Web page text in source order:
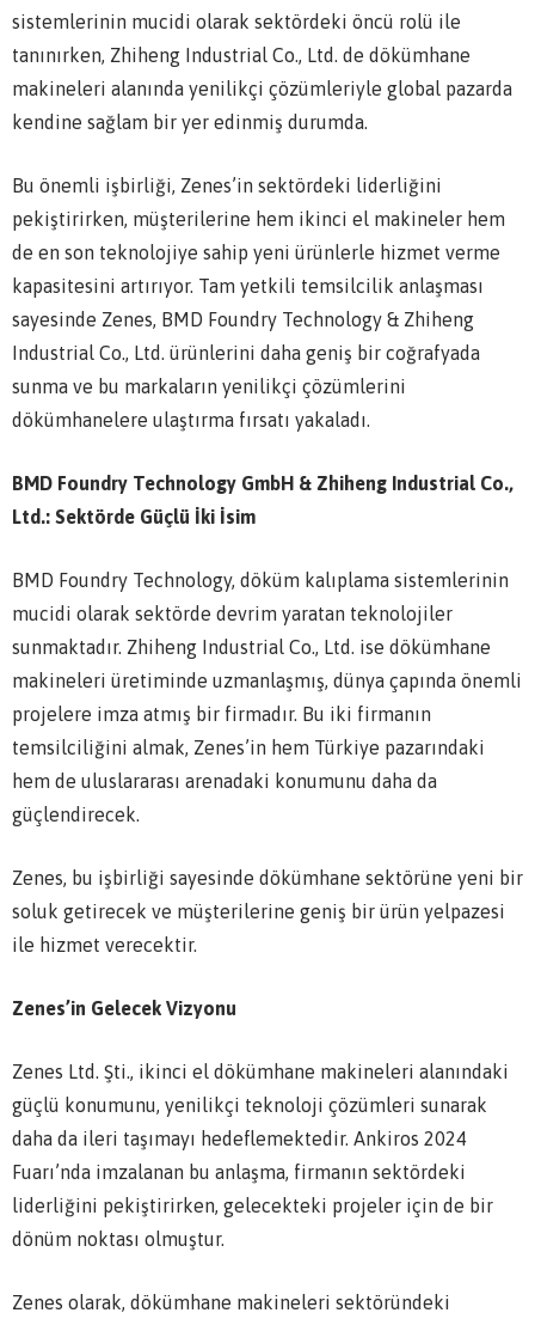
sistemlerinin mucidi olarak sektördeki öncü rolü ile
tanınırken, Zhiheng Industrial Co., Ltd. de dökümhane
makineleri alanında yenilikçi çözümleriyle global pazarda
kendine sağlam bir yer edinmiş durumda.
Bu önemli işbirliği, Zenes’in sektördeki liderliğini
pekiştirirken, müşterilerine hem ikinci el makineler hem
de en son teknolojiye sahip yeni ürünlerle hizmet verme
kapasitesini artırıyor. Tam yetkili temsilcilik anlaşması
sayesinde Zenes, BMD Foundry Technology & Zhiheng
Industrial Co., Ltd. ürünlerini daha geniş bir coğrafyada
sunma ve bu markaların yenilikçi çözümlerini
dökümhanelere ulaştırma fırsatı yakaladı.
BMD Foundry Technology GmbH & Zhiheng Industrial Co.,
Ltd.: Sektörde Güçlü İki İsim
BMD Foundry Technology, döküm kalıplama sistemlerinin
mucidi olarak sektörde devrim yaratan teknolojiler
sunmaktadır. Zhiheng Industrial Co., Ltd. ise dökümhane
makineleri üretiminde uzmanlaşmış, dünya çapında önemli
projelere imza atmış bir firmadır. Bu iki firmanın
temsilciliğini almak, Zenes’in hem Türkiye pazarındaki
hem de uluslararası arenadaki konumunu daha da
güçlendirecek.
Zenes, bu işbirliği sayesinde dökümhane sektörüne yeni bir
soluk getirecek ve müşterilerine geniş bir ürün yelpazesi
ile hizmet verecektir.
Zenes’in Gelecek Vizyonu
Zenes Ltd. Şti., ikinci el dökümhane makineleri alanındaki
güçlü konumunu, yenilikçi teknoloji çözümleri sunarak
daha da ileri taşımayı hedeflemektedir. Ankiros 2024
Fuarı’nda imzalanan bu anlaşma, firmanın sektördeki
liderliğini pekiştirirken, gelecekteki projeler için de bir
dönüm noktası olmuştur.
Zenes olarak, dökümhane makineleri sektöründeki